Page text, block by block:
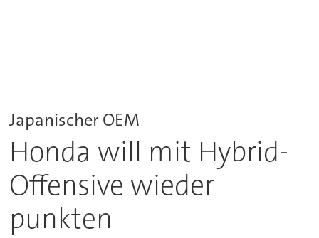
Japanischer OEM
Honda will mit Hybrid-
Offensive wieder
punkten